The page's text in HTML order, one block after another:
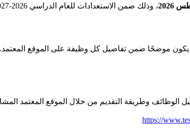
2026 ، وذلك ضمن الاستعدادات للعام الدراسي 2026-2027.
يكون موضحًا ضمن تفاصيل كل وظيفة على الموقع
الوظائف وطريقة التقديم من خلال الموقع المعتمد
https://